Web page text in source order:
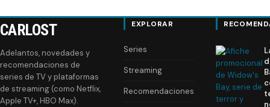
CARLOST
Adelantos, novedades y
recomendaciones de
series de TV y plataformas
de streaming (como Netflix,
Apple TV+, HBO Max).
EXPLORAR
Series
Streaming
Recomendaciones